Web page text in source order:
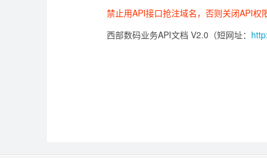
禁止用API接口抢注域名，否则关闭API权
西部数码业务API文档 V2.0（短网址：